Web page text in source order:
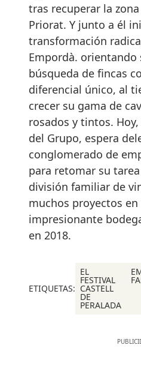
tras recuperar la
Priorat. Y junto a él
transformación
Empordà. orientando
búsqueda de fincas
diferencial único, al
crecer su gama de
rosados y tintos.
del Grupo, espera
conglomerado de
para retomar su
división familiar de
muchos proyectos
impresionante
en 2018.
ETIQUETAS:
EL
FESTIVAL
CASTELL
DE
PERALADA